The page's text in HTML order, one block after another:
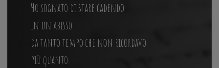
Ho sognato di stare cadendo
in un abisso
da tanto tempo che non ricordavo
più quanto